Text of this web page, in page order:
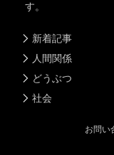
す。
新着記事
人間関係
どうぶつ
社会
お問い